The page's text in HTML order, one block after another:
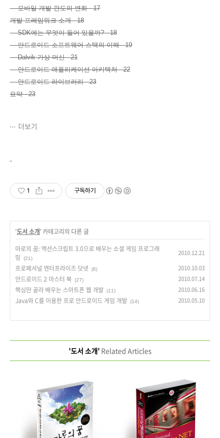
모바일 개발 판도의 변화 17
개발 프레임워크 소개 18
SDK에는 무엇이 들어 있을까? 18
안드로이드 소프트웨어 스택의 이해 19
Dalvik 가상 머신 21
안드로이드 애플리케이션 아키텍처 22
안드로이드 라이브러리 23
요약 23
더보기
1 구독하기
'도서 소개' 카테고리의 다른 글
마로의 꿈: 액션스크립트 3.0으로 배우는 소셜 게임 프로그래
밍
(21)
2010.12.21
프로페셔널 엔터프라이즈 닷넷 (8) 2010.10.03
안드로이드 2 마스터 북 (27) 2010.07.14
핵심만 골라 배우는 스마트폰 웹 개발 (11) 2010.06.16
Java와 C를 이용한 프로 안드로이드 게임 개발 (14) 2010.05.10
'도서 소개'Related Articles